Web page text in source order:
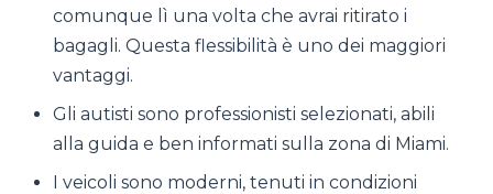
comunque lì una volta che avrai ritirato i
bagagli. Questa flessibilità è uno dei maggiori
vantaggi.
Gli autisti sono professionisti selezionati, abili
alla guida e ben informati sulla zona di Miami.
I veicoli sono moderni, tenuti in condizioni